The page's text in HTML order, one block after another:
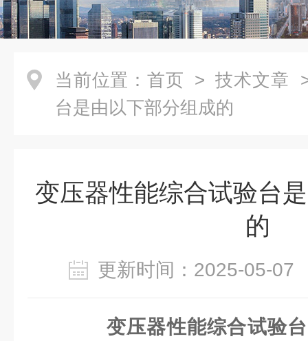
当前位置： 首页 > 技术文章
台是由以下部分组成的
变压器性能综合试验台
的
更新时间：2025-05-
变压器性能综合试验台